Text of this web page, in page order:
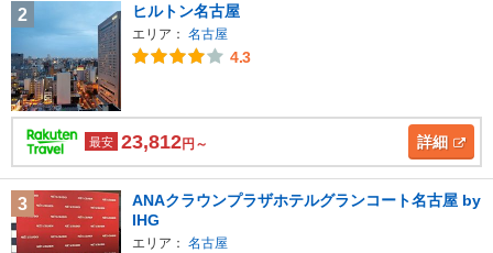
2 ヒルトン名古屋
エリア： 名古屋
4.3
最安 23,812円～ 詳細
3
ANAクラウンプラザホテルグランコート名古屋 by
IHG
エリア： 名古屋